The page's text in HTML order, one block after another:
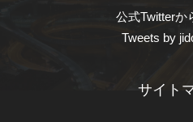
公式Twitterか
Tweets by
サイト